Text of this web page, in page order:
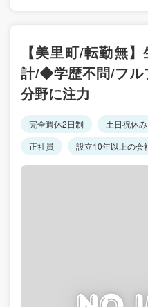
【美里町/転勤無
計/◆学歴不問/フル
分野に注力
完全週休2日制 土日祝休み
正社員
設立10年以上の会